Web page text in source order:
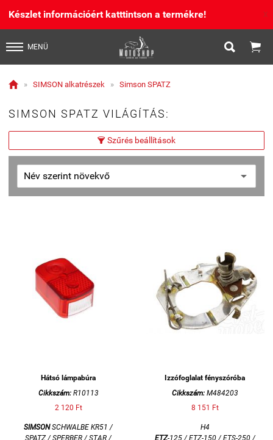
Készlet információért katttintson a termékre! X
MENÜ  
 » SIMSON alkatrészek » Simson SPATZ
SIMSON SPATZ VILÁGÍTÁS:
 Szűrés beállítások
Hátsó lámpabúra
Cikkszám:R10113
2 120 Ft
SIMSONSCHWALBE KR51 /
SPATZ / SPERBER / STAR /
Izzófoglalat fényszóróba
Cikkszám:M484203
8 151 Ft
H4
ETZ-125 / ETZ-150 / ETS-250 /